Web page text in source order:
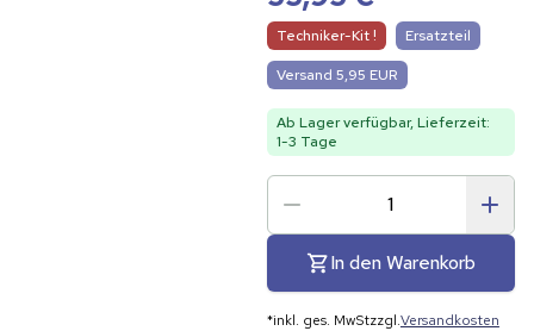
Techniker-Kit ! Ersatzteil
Versand 5,95 EUR
Ab Lager verfügbar, Lieferzeit:
1-3 Tage
In den Warenkorb
*inkl. ges. MwStzzgl.Versandkosten